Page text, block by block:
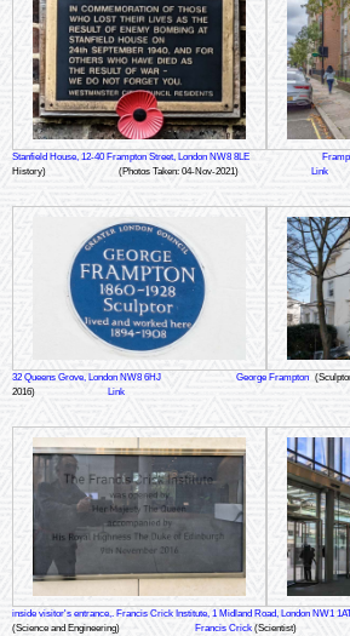
Stanfield House, 12-40 Frampton Street, London NW8 8LE
History)
(Photos Taken: 04-Nov-2021) Link
32 Queens Grove, London NW8 6HJ George Frampton
2016)
Link
inside visitor's entrance,. Francis Crick Institute, 1 Midland Road, London NW1
(Science and Engineering)
Francis Crick (Scientist)